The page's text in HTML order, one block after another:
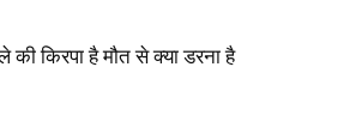
की किरपा है मौत से क्या डरना है